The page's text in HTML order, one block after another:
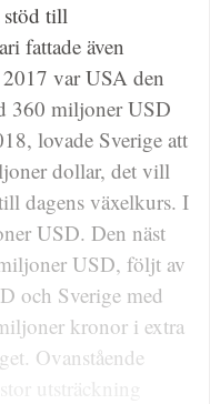
stöd till
fattade även
var USA den
360 miljoner USD
lovade Sverige att
dollar, det vill
dagens växelkurs. I
USD. Den näst
USD, följt av
och Sverige med
kronor i extra
Ovanstående
utsträckning